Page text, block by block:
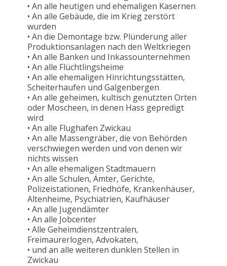
• An alle heutigen und ehemaligen Kasernen
• An alle Gebäude, die im Krieg zerstört
wurden
• An die Demontage bzw. Plünderung aller
Produktionsanlagen nach den Weltkriegen
• An alle Banken und Inkassounternehmen
• An alle Flüchtlingsheime
• An alle ehemaligen Hinrichtungsstätten,
Scheiterhaufen und Galgenbergen
• An alle geheimen, kultisch genutzten Orten
oder Moscheen, in denen Hass gepredigt
wird
• An alle Flughafen Zwickau
• An alle Massengräber, die von Behörden
verschwiegen werden und von denen wir
nichts wissen
• An alle ehemaligen Stadtmauern
• An alle Schulen, Ämter, Gerichte,
Polizeistationen, Friedhöfe, Krankenhäuser,
Altenheime, Psychiatrien, Kaufhäuser
• An alle Jugendämter
• An alle Jobcenter
• Alle Geheimdienstzentralen,
Freimaurerlogen, Advokaten,
• und an alle weiteren dunklen Stellen in
Zwickau